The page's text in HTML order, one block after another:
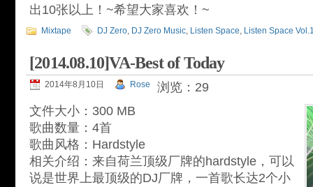
出10张以上！~希望大家喜欢！~
Mixtape DJ Zero, DJ Zero Music, Listen Space, Listen Space
[2014.08.10]VA-Best of Today
2014年8月10日 Rose
浏览：29
文件大小：300 MB
歌曲数量：4首
歌曲风格：Hardstyle
相关介绍：来自荷兰顶级厂牌的hardstyle，可以
说是世界上最顶级的DJ厂牌，一首歌长达2个小